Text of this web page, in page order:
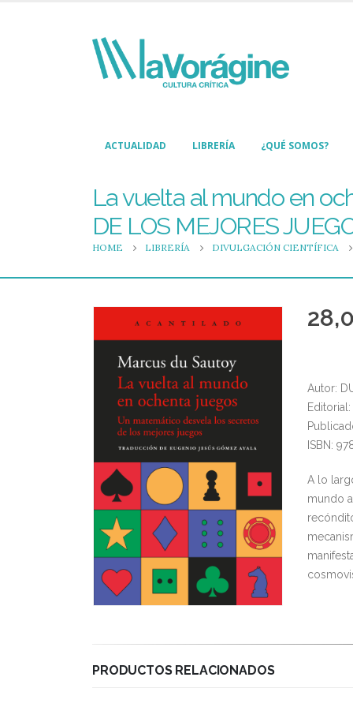
ACTUALIDAD LIBRERÍA ¿QUÉ SOMOS?
La vuelta al mundo en
DE LOS MEJORES
HOME LIBRERÍA DIVULGACIÓN CIENTÍFICA
Autor:
ISBN:
A lo
mundo
PRODUCTOS RELACIONADOS